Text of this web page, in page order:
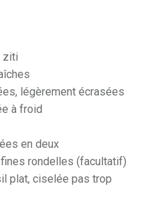
ziti
légèrement écrasées
à froid
en deux
rondelles (facultatif)
plat, ciselée pas trop